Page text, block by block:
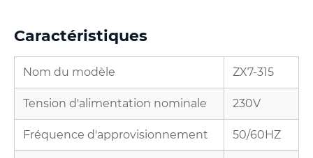
Caractéristiques
Nom du modèle ZX7-315
Tension d'alimentation nominale 230V
Fréquence d'approvisionnement 50/60HZ